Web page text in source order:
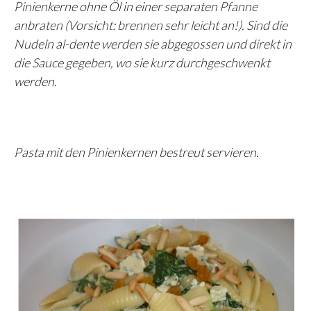
Pinienkerne ohne Öl in einer separaten Pfanne
anbraten (Vorsicht: brennen sehr leicht an!). Sind die
Nudeln al-dente werden sie abgegossen und direkt in
die Sauce gegeben, wo sie kurz durchgeschwenkt
werden.
Pasta mit den Pinienkernen bestreut servieren.